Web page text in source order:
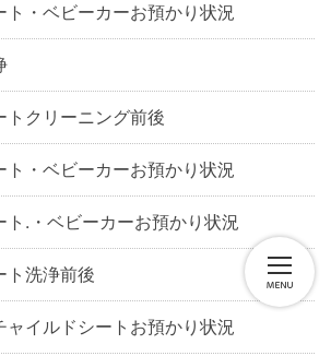
ト・ベビーカーお預かり状況
トクリーニング前後
ト・ベビーカーお預かり状況
ト.・ベビーカーお預かり状況
ト洗浄前後
ャイルドシートお預かり状況